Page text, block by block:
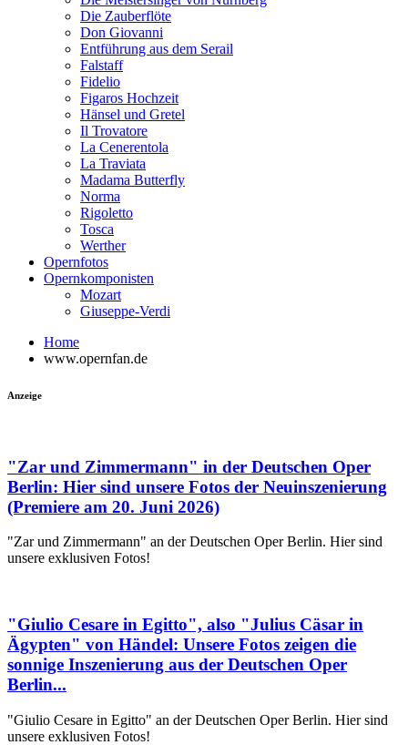
Die Zauberflöte
Don Giovanni
Entführung aus dem Serail
Falstaff
Fidelio
Figaros Hochzeit
Hänsel und Gretel
Il Trovatore
La Cenerentola
La Traviata
Madama Butterfly
Norma
Rigoletto
Tosca
Werther
Opernfotos
Opernkomponisten
Mozart
Giuseppe-Verdi
Home
www.opernfan.de
Anzeige
"Zar und Zimmermann" in der Deutschen Oper
Berlin: Hier sind unsere Fotos der Neuinszenierung
(Premiere am 20. Juni 2026)
"Zar und Zimmermann" an der Deutschen Oper Berlin. Hier sind
unsere exklusiven Fotos!
"Giulio Cesare in Egitto", also "Julius Cäsar in
Ägypten" von Händel: Unsere Fotos zeigen die
sonnige Inszenierung aus der Deutschen Oper
Berlin...
"Giulio Cesare in Egitto" an der Deutschen Oper Berlin. Hier sind
unsere exklusiven Fotos!